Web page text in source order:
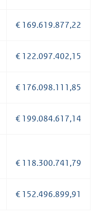
€ 169.619.877,22
€ 122.097.402,15
€ 176.098.111,85
€ 199.084.617,14
€ 118.300.741,79
€ 152.496.899,91